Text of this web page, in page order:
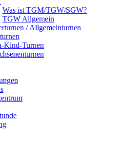
Was ist TGM/TGW/SGW?
TGW Allgemein
/ Allgemeinturnen
Kind-Turnen